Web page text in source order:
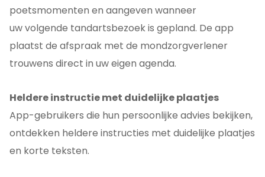
poetsmomenten en aangeven wanneer
uw volgende tandartsbezoek is gepland. De app
plaatst de afspraak met de mondzorgverlener
trouwens direct in uw eigen agenda.
Heldere instructie met duidelijke plaatjes
App-gebruikers die hun persoonlijke advies bekijken,
ontdekken heldere instructies met duidelijke plaatjes
en korte teksten.